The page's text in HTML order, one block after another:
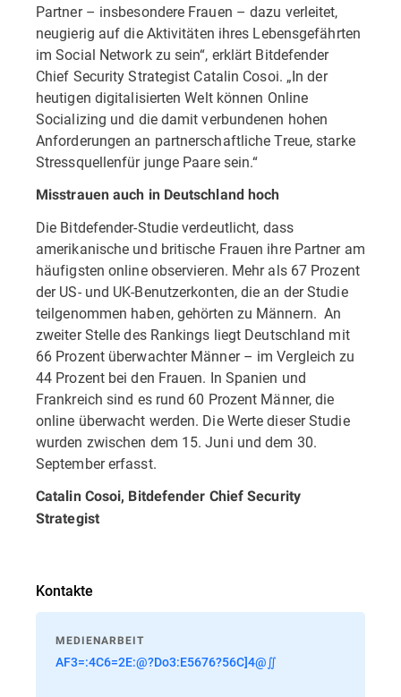
Partner – insbesondere Frauen – dazu verleitet,
neugierig auf die Aktivitäten ihres Lebensgefährten
im Social Network zu sein“, erklärt Bitdefender
Chief Security Strategist Catalin Cosoi. „In der
heutigen digitalisierten Welt können Online
Socializing und die damit verbundenen hohen
Anforderungen an partnerschaftliche Treue, starke
Stressquellenfür junge Paare sein.“
Misstrauen auch in Deutschland hoch
Die Bitdefender-Studie verdeutlicht, dass
amerikanische und britische Frauen ihre Partner am
häufigsten online observieren. Mehr als 67 Prozent
der US- und UK-Benutzerkonten, die an der Studie
teilgenommen haben, gehörten zu Männern. An
zweiter Stelle des Rankings liegt Deutschland mit
66 Prozent überwachter Männer – im Vergleich zu
44 Prozent bei den Frauen. In Spanien und
Frankreich sind es rund 60 Prozent Männer, die
online überwacht werden. Die Werte dieser Studie
wurden zwischen dem 15. Juni und dem 30.
September erfasst.
Catalin Cosoi, Bitdefender Chief Security
Strategist
Kontakte
MEDIENARBEIT
AF3=:4C6=2E:@?Do3:E5676?56C]4@∬